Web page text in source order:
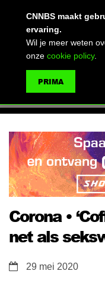
Corona •
net als
29 mei 2020
CNNBS maakt
ervaring.
Wil je meer weten
onze cookie policy.
PRIMA